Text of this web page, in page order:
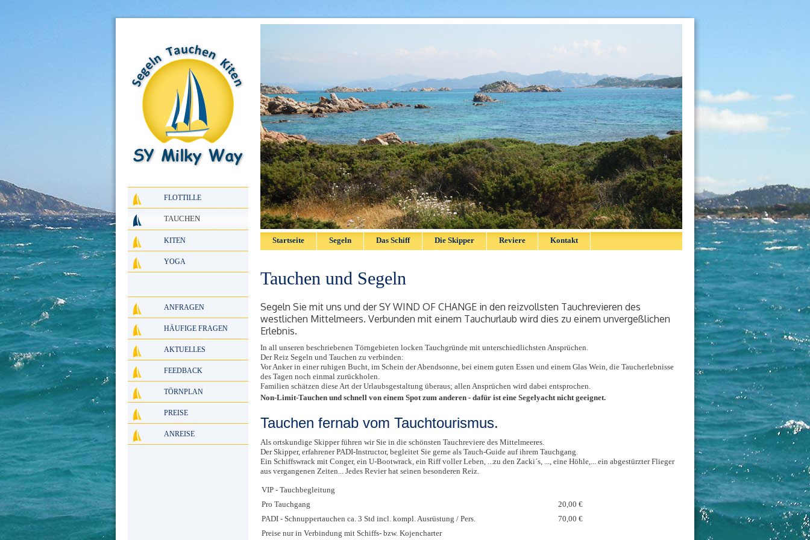
Startseite Segeln Das Schiff Die Skipper Reviere Kontakt
Tauchen und Segeln
Segeln Sie mit uns und der SY WIND OF CHANGE in den reizvollsten Tauchrevieren des
westlichen Mittelmeers. Verbunden mit einem Tauchurlaub wird dies zu einem unvergeßlichen
Erlebnis.
In all unseren beschriebenen Törngebieten locken Tauchgründe mit unterschiedlichsten Ansprüchen.
Der Reiz Segeln und Tauchen zu verbinden:
Vor Anker in einer ruhigen Bucht, im Schein der Abendsonne, bei einem guten Essen und einem Glas Wein, die Taucherlebnisse
des Tagen noch einmal zurückholen.
Familien schätzen diese Art der Urlaubsgestaltung überaus; allen Ansprüchen wird dabei entsprochen.
Non-Limit-Tauchen und schnell von einem Spot zum anderen - dafür ist eine Segelyacht nicht geeignet.
Tauchen fernab vom Tauchtourismus.
Als ortskundige Skipper führen wir Sie in die schönsten Tauchreviere des Mittelmeeres.
Der Skipper, erfahrener PADI-Instructor, begleitet Sie gerne als Tauch-Guide auf ihrem Tauchgang.
Ein Schiffswrack mit Conger, ein U-Bootwrack, ein Riff voller Leben, ...zu den Zacki´s, ..., eine Höhle,... ein abgestürzter Flieger
aus vergangenen Zeiten... Jedes Revier hat seinen besonderen Reiz.
VIP - Tauchbegleitung
Pro Tauchgang
20,00 €
PADI - Schnuppertauchen ca. 3 Std incl. kompl. Ausrüstung / Pers.
70,00 €
Preise nur in Verbindung mit Schiffs- bzw. Kojencharter
FLOTTILLE
TAUCHEN
KITEN
YOGA
ANFRAGEN
HÄUFIGE FRAGEN
AKTUELLES
FEEDBACK
TÖRNPLAN
PREISE
ANREISE